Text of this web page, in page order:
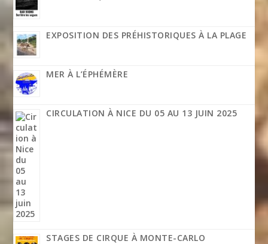
EXPOSITION DES PRÉHISTORIQUES À LA PLAGE
MER À L’ÉPHÉMÈRE
CIRCULATION À NICE DU 05 AU 13 JUIN 2025
STAGES DE CIRQUE À MONTE-CARLO